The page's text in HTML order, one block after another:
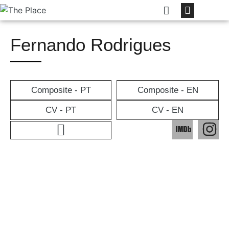
Fernando Rodrigues
Composite - PT Composite - EN
CV - PT CV - EN